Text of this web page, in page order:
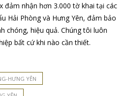
đảm nhận hơn 3.000 tờ khai tại các
Hải Phòng và Hưng Yên, đảm bảo
chóng, hiệu quả. Chúng tôi luôn
bất cứ khi nào cần thiết.
HƯNG YÊN